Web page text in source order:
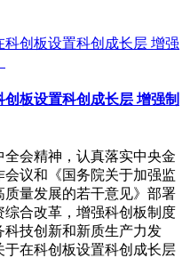
板设置科创成长层 增强制
会精神，认真落实中央金
议和《国务院关于加强监
量发展的若干意见》部署
合改革，增强科创板制度
技创新和新质生产力发
在科创板设置科创成长层